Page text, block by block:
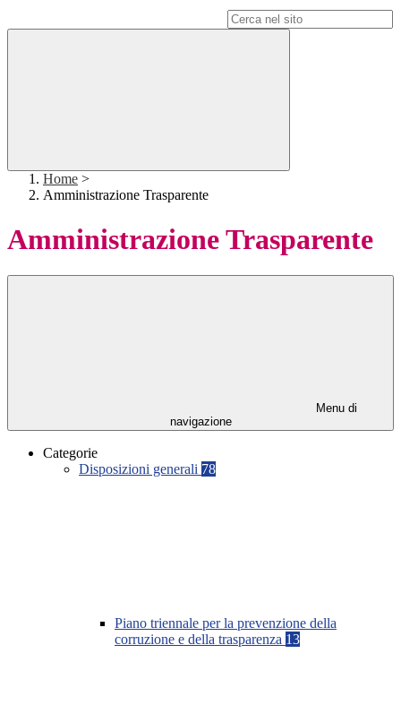
Home >
Amministrazione Trasparente
Amministrazione Trasparente
Menu di
navigazione
Categorie
Disposizioni generali 78
Piano triennale per la prevenzione della
corruzione e della trasparenza 13